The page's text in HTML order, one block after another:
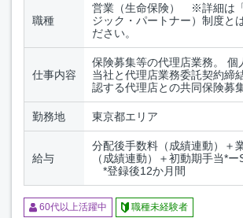
職種
営業（生命保険） ※詳細は
ジック・パートナー）制度と
ださい。
仕事内容
保険募集等の代理店業務。 個
当社と代理店業務委託契約締
認する代理店との共同保険募
勤務地 東京都エリア
給与
分配後手数料（成績連動）＋
（成績連動）＋初動期手当*
*登録後12か月間
60代以上活躍中 職種未経験者